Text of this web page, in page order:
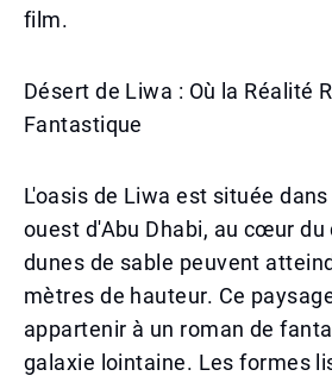
film.
Désert de Liwa : Où la Réalité
Fantastique
L'oasis de Liwa est située
ouest d'Abu Dhabi, au cœur du
dunes de sable peuvent
mètres de hauteur. Ce
appartenir à un roman de
galaxie lointaine. Les formes